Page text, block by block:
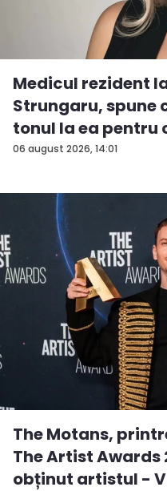
06 august 2026, 14:01
Medicul rezident
Strungaru, spune
tonul la ea pentru
a...
The Motans,
The Artist Awards
obținut artistul -